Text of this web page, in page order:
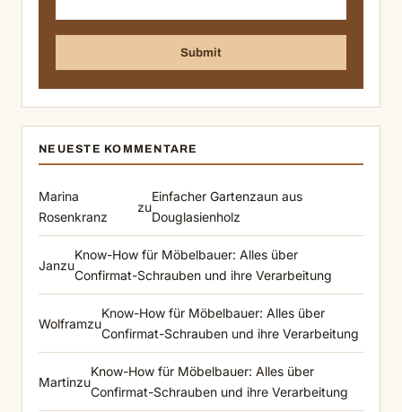
NEUESTE KOMMENTARE
Marina
Rosenkranz
zu
Einfacher Gartenzaun aus
Douglasienholz
Janzu
Know-How für Möbelbauer: Alles über
Confirmat-Schrauben und ihre Verarbeitung
Wolframzu
Know-How für Möbelbauer: Alles über
Confirmat-Schrauben und ihre Verarbeitung
Martinzu
Know-How für Möbelbauer: Alles über
Confirmat-Schrauben und ihre Verarbeitung